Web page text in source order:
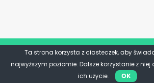
Ta strona korzysta z ciasteczek, aby
najwyższym poziomie. Dalsze korzystanie z
ich użycie.
OK